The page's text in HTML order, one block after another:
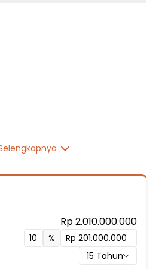
2
Rp 2.010.000.000
%
15 Tahun